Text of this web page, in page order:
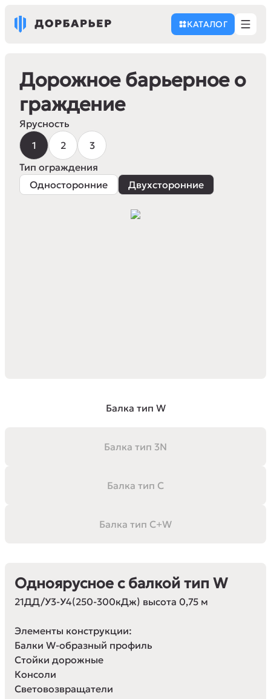
КАТАЛОГ
Дорожное барьерное о
граждение
Ярусность
1
2
3
Тип ограждения
Односторонние
Двухсторонние
Балка тип W
Балка тип 3N
Балка тип C
Балка тип C+W
Одноярусное с балкой тип W
21ДД/У3-У4(250-300кДж) высота 0,75 м
Элементы конструкции:
Балки W-образный профиль
Стойки дорожные
Консоли
Световозвращатели